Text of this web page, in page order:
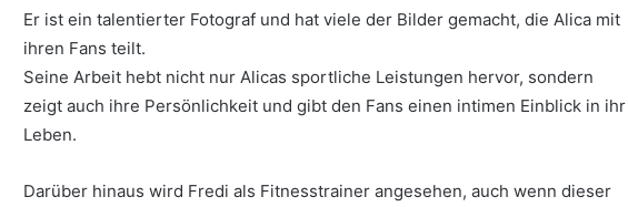
Er ist ein talentierter Fotograf und hat viele der Bilder gemacht, die Alica mit
ihren Fans teilt.
Seine Arbeit hebt nicht nur Alicas sportliche Leistungen hervor, sondern
zeigt auch ihre Persönlichkeit und gibt den Fans einen intimen Einblick in ihr
Leben.
Darüber hinaus wird Fredi als Fitnesstrainer angesehen, auch wenn dieser